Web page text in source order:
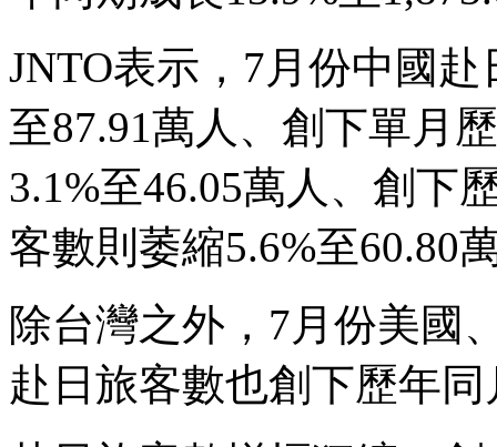
JNTO表示，7月份中國
至87.91萬人、創下單月
3.1%至46.05萬人、創下
客數則萎縮5.6%至60.80
除台灣之外，7月份美國
赴日旅客數也創下歷年